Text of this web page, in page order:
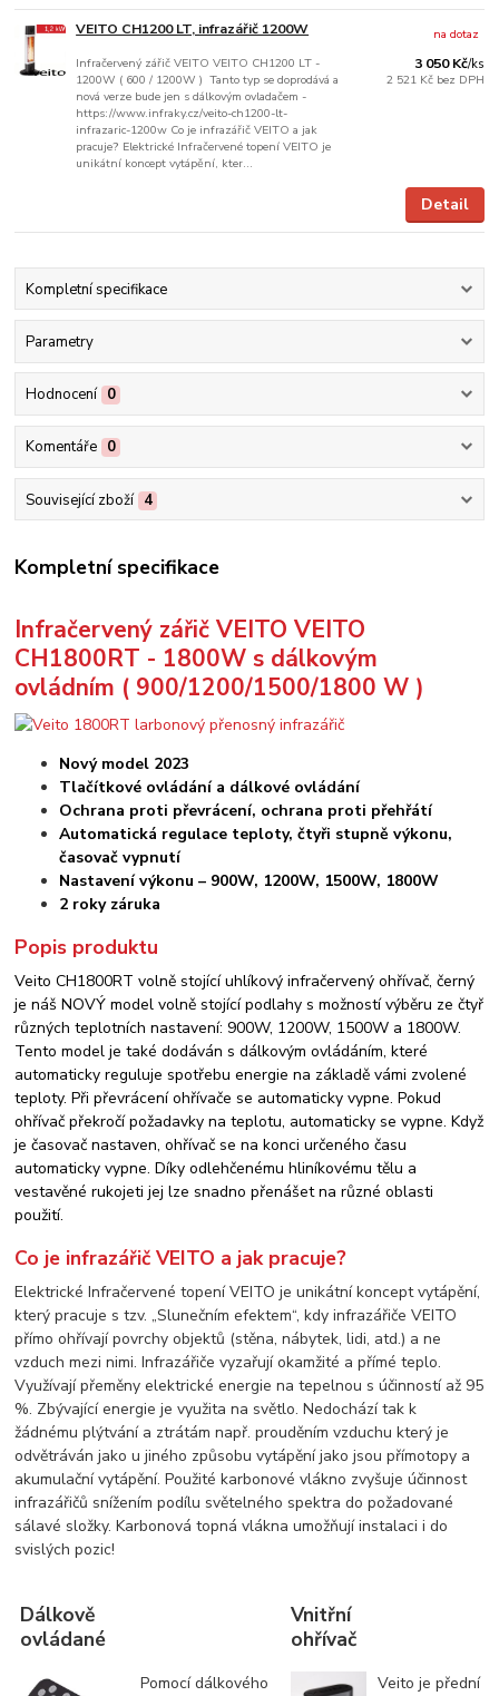
VEITO CH1200 LT, infrazářič 1200W
Infračervený zářič VEITO VEITO CH1200 LT -
1200W ( 600 / 1200W ) Tanto typ se doprodává a
nová verze bude jen s dálkovým ovladačem -
https://www.infraky.cz/veito-ch1200-lt-
infrazaric-1200w Co je infrazářič VEITO a jak
pracuje? Elektrické Infračervené topení VEITO je
unikátní koncept vytápění, kter...
3 050 Kč/ks
2 521 Kč bez DPH
na dotaz
Detail
Kompletní specifikace
Parametry
Hodnocení 0
Komentáře 0
Související zboží 4
Kompletní specifikace
Infračervený zářič VEITO VEITO
CH1800RT - 1800W s dálkovým
ovládním ( 900/1200/1500/1800 W )
Nový model 2023
Tlačítkové ovládání a dálkové ovládání
Ochrana proti převrácení, ochrana proti přehřátí
Automatická regulace teploty, čtyři stupně výkonu,
časovač vypnutí
Nastavení výkonu – 900W, 1200W, 1500W, 1800W
2 roky záruka
Popis produktu
Veito CH1800RT volně stojící uhlíkový infračervený ohřívač, černý
je náš NOVÝ model volně stojící podlahy s možností výběru ze čtyř
různých teplotních nastavení: 900W, 1200W, 1500W a 1800W.
Tento model je také dodáván s dálkovým ovládáním, které
automaticky reguluje spotřebu energie na základě vámi zvolené
teploty. Při převrácení ohřívače se automaticky vypne. Pokud
ohřívač překročí požadavky na teplotu, automaticky se vypne. Když
je časovač nastaven, ohřívač se na konci určeného času
automaticky vypne. Díky odlehčenému hliníkovému tělu a
vestavěné rukojeti jej lze snadno přenášet na různé oblasti
použití.
Co je infrazářič VEITO a jak pracuje?
Elektrické Infračervené topení VEITO je unikátní koncept vytápění,
který pracuje s tzv. „Slunečním efektem“, kdy infrazářiče VEITO
přímo ohřívají povrchy objektů (stěna, nábytek, lidi, atd.) a ne
vzduch mezi nimi. Infrazářiče vyzařují okamžité a přímé teplo.
Využívají přeměny elektrické energie na tepelnou s účinností až 95
%. Zbývající energie je využita na světlo. Nedochází tak k
žádnému plýtvání a ztrátám např. prouděním vzduchu který je
odvětráván jako u jiného způsobu vytápění jako jsou přímotopy a
akumulační vytápění. Použité karbonové vlákno zvyšuje účinnost
infrazářičů snížením podílu světelného spektra do požadované
sálavé složky. Karbonová topná vlákna umožňují instalaci i do
svislých pozic!
Dálkově
ovládané
Vnitřní
ohřívač
Pomocí dálkového
Veito je přední